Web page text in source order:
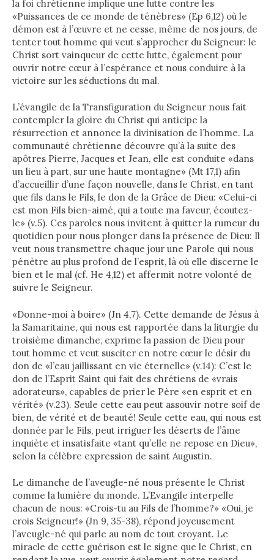
la foi chrétienne implique une lutte contre les
«Puissances de ce monde de ténèbres» (Ep 6,12) où le
démon est à l’œuvre et ne cesse, même de nos jours, de
tenter tout homme qui veut s’approcher du Seigneur: le
Christ sort vainqueur de cette lutte, également pour
ouvrir notre cœur à l’espérance et nous conduire à la
victoire sur les séductions du mal.
L’évangile de la Transfiguration du Seigneur nous fait
contempler la gloire du Christ qui anticipe la
résurrection et annonce la divinisation de l’homme. La
communauté chrétienne découvre qu’à la suite des
apôtres Pierre, Jacques et Jean, elle est conduite «dans
un lieu à part, sur une haute montagne» (Mt 17,1) afin
d’accueillir d’une façon nouvelle, dans le Christ, en tant
que fils dans le Fils, le don de la Grâce de Dieu: «Celui-ci
est mon Fils bien-aimé, qui a toute ma faveur, écoutez-
le» (v.5). Ces paroles nous invitent à quitter la rumeur du
quotidien pour nous plonger dans la présence de Dieu: Il
veut nous transmettre chaque jour une Parole qui nous
pénètre au plus profond de l’esprit, là où elle discerne le
bien et le mal (cf. He 4,12) et affermit notre volonté de
suivre le Seigneur.
«Donne-moi à boire» (Jn 4,7). Cette demande de Jésus à
la Samaritaine, qui nous est rapportée dans la liturgie du
troisième dimanche, exprime la passion de Dieu pour
tout homme et veut susciter en notre cœur le désir du
don de «l’eau jaillissant en vie éternelle» (v.14): C’est le
don de l’Esprit Saint qui fait des chrétiens de «vrais
adorateurs», capables de prier le Père «en esprit et en
vérité» (v.23). Seule cette eau peut assouvir notre soif de
bien, de vérité et de beauté! Seule cette eau, qui nous est
donnée par le Fils, peut irriguer les déserts de l’âme
inquiète et insatisfaite «tant qu’elle ne repose en Dieu»,
selon la célèbre expression de saint Augustin.
Le dimanche de l’aveugle-né nous présente le Christ
comme la lumière du monde. L’Evangile interpelle
chacun de nous: «Crois-tu au Fils de l’homme?» «Oui, je
crois Seigneur!» (Jn 9, 35-38), répond joyeusement
l’aveugle-né qui parle au nom de tout croyant. Le
miracle de cette guérison est le signe que le Christ, en